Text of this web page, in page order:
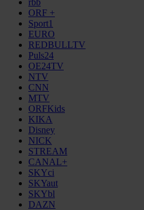
rbb
ORF +
Sport1
EURO
REDBULLTV
Puls24
OE24TV
NTV
CNN
MTV
ORFKids
KIKA
Disney
NICK
STREAM
CANAL+
SKYci
SKYaut
SKYbl
DAZN